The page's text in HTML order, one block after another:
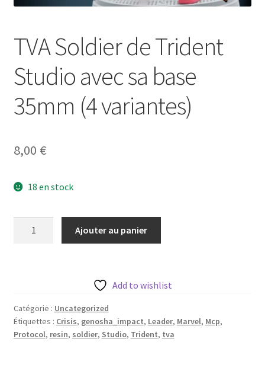
TVA Soldier de Trident
Studio avec sa base
35mm (4 variantes)
8,00 €
18 en stock
Studio
avec
sa
Ajouter au panier
Add to wishlist
Catégorie : Uncategorized
Étiquettes : Crisis, genosha_impact, Leader, Marvel, Mcp,
Protocol, resin, soldier, Studio, Trident, tva